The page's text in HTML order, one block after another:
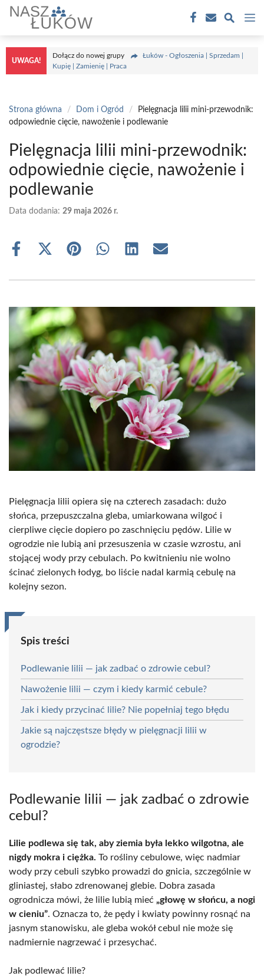
Przejdź
treści
UWAGA!
Dołącz do nowej grupy
Łuków - Ogłoszenia | Sprzedam |
Kupię | Zamienię | Praca
Strona główna / Dom i Ogród /
Pielęgnacja lilii mini-przewodnik:
odpowiednie cięcie, nawożenie i podlewanie
Pielęgnacja lilii mini-przewodnik:
odpowiednie cięcie, nawożenie i
podlewanie
Data dodania: 29 maja 2026 r.
Share
Share
(Twitter)
Share Share Share Share
Pielęgnacja lilii opiera się na czterech zasadach: dużo
słońca, przepuszczalna gleba, umiarkowana wilgoć i
cierpliwe cięcie dopiero po zaschnięciu pędów. Lilie w
ogrodzie nie lubią ani przesuszenia w czasie wzrostu, ani
stojącej wody przy cebulach. Po kwitnieniu nie wolno
ścinać zielonych łodyg, bo liście nadal karmią cebulę na
kolejny sezon.
Spis treści
Podlewanie lilii — jak zadbać o zdrowie cebul?
Nawożenie lilii — czym i kiedy karmić cebule?
Jak i kiedy przycinać lilie? Nie popełniaj tego błędu
Jakie są najczęstsze błędy w pielęgnacji lilii w
ogrodzie?
Podlewanie lilii — jak zadbać o zdrowie
cebul?
Lilie podlewa się tak, aby ziemia była lekko wilgotna, ale
nigdy mokra i ciężka. To rośliny cebulowe, więc nadmiar
wody przy cebuli szybko prowadzi do gnicia, szczególnie w
gliniastej, słabo zdrenowanej glebie. Dobra zasada
ogrodnicza mówi, że lilie lubią mieć „głowę w słońcu, a nogi
w cieniu”. Oznacza to, że pędy i kwiaty powinny rosnąć na
jasnym stanowisku, ale gleba wokół cebul nie może się
nadmiernie nagrzewać i przesychać.
Jak podlewać lilie?